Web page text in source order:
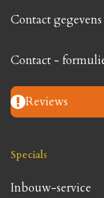
Contact gegevens
Contact -
Reviews
Specials
Inbouw-service